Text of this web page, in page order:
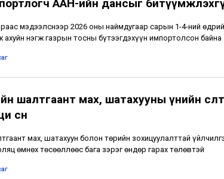
ААН-ийн дансыг
мэдээлснээр 2026 оны наймдугаар сарын 1-4-ний
ахуйн нэгж газрын тосны бүтээгдэхүүн импортолсон байна
шалтгаант мах, шатахууны үнийн
өснө
мах, шатахуун болон төрийн зохицуулалттай
өмнөх төсөөллөөс бага зэрэг өндөр гарах төлөвтэй